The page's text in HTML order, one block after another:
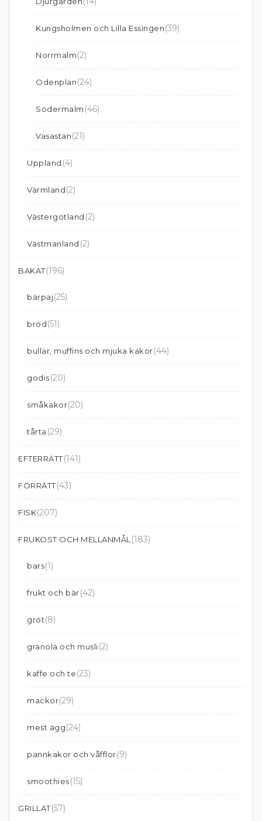
Kungsholmen och Lilla Essingen(39)
Norrmalm(2)
Odenplan(24)
Södermalm (46)
Vasastan(21)
Uppland (4)
Värmland(2)
Västergötland (2)
Västmanland (2)
BAKAT(196)
bärpaj(25)
bröd(51)
bullar, muffins och mjuka kakor(44)
godis(20)
småkakor(20)
tårta (29)
EFTERRÄTT(141)
FÖRRÄTT(43)
FISK(207)
FRUKOST OCH MELLANMÅL (183)
bars(1)
frukt och bär(42)
gröt(8)
granola och musli(2)
kaffe och te(23)
mackor(29)
mest ägg(24)
pannkakor och våfflor(9)
smoothies(15)
GRILLAT(57)